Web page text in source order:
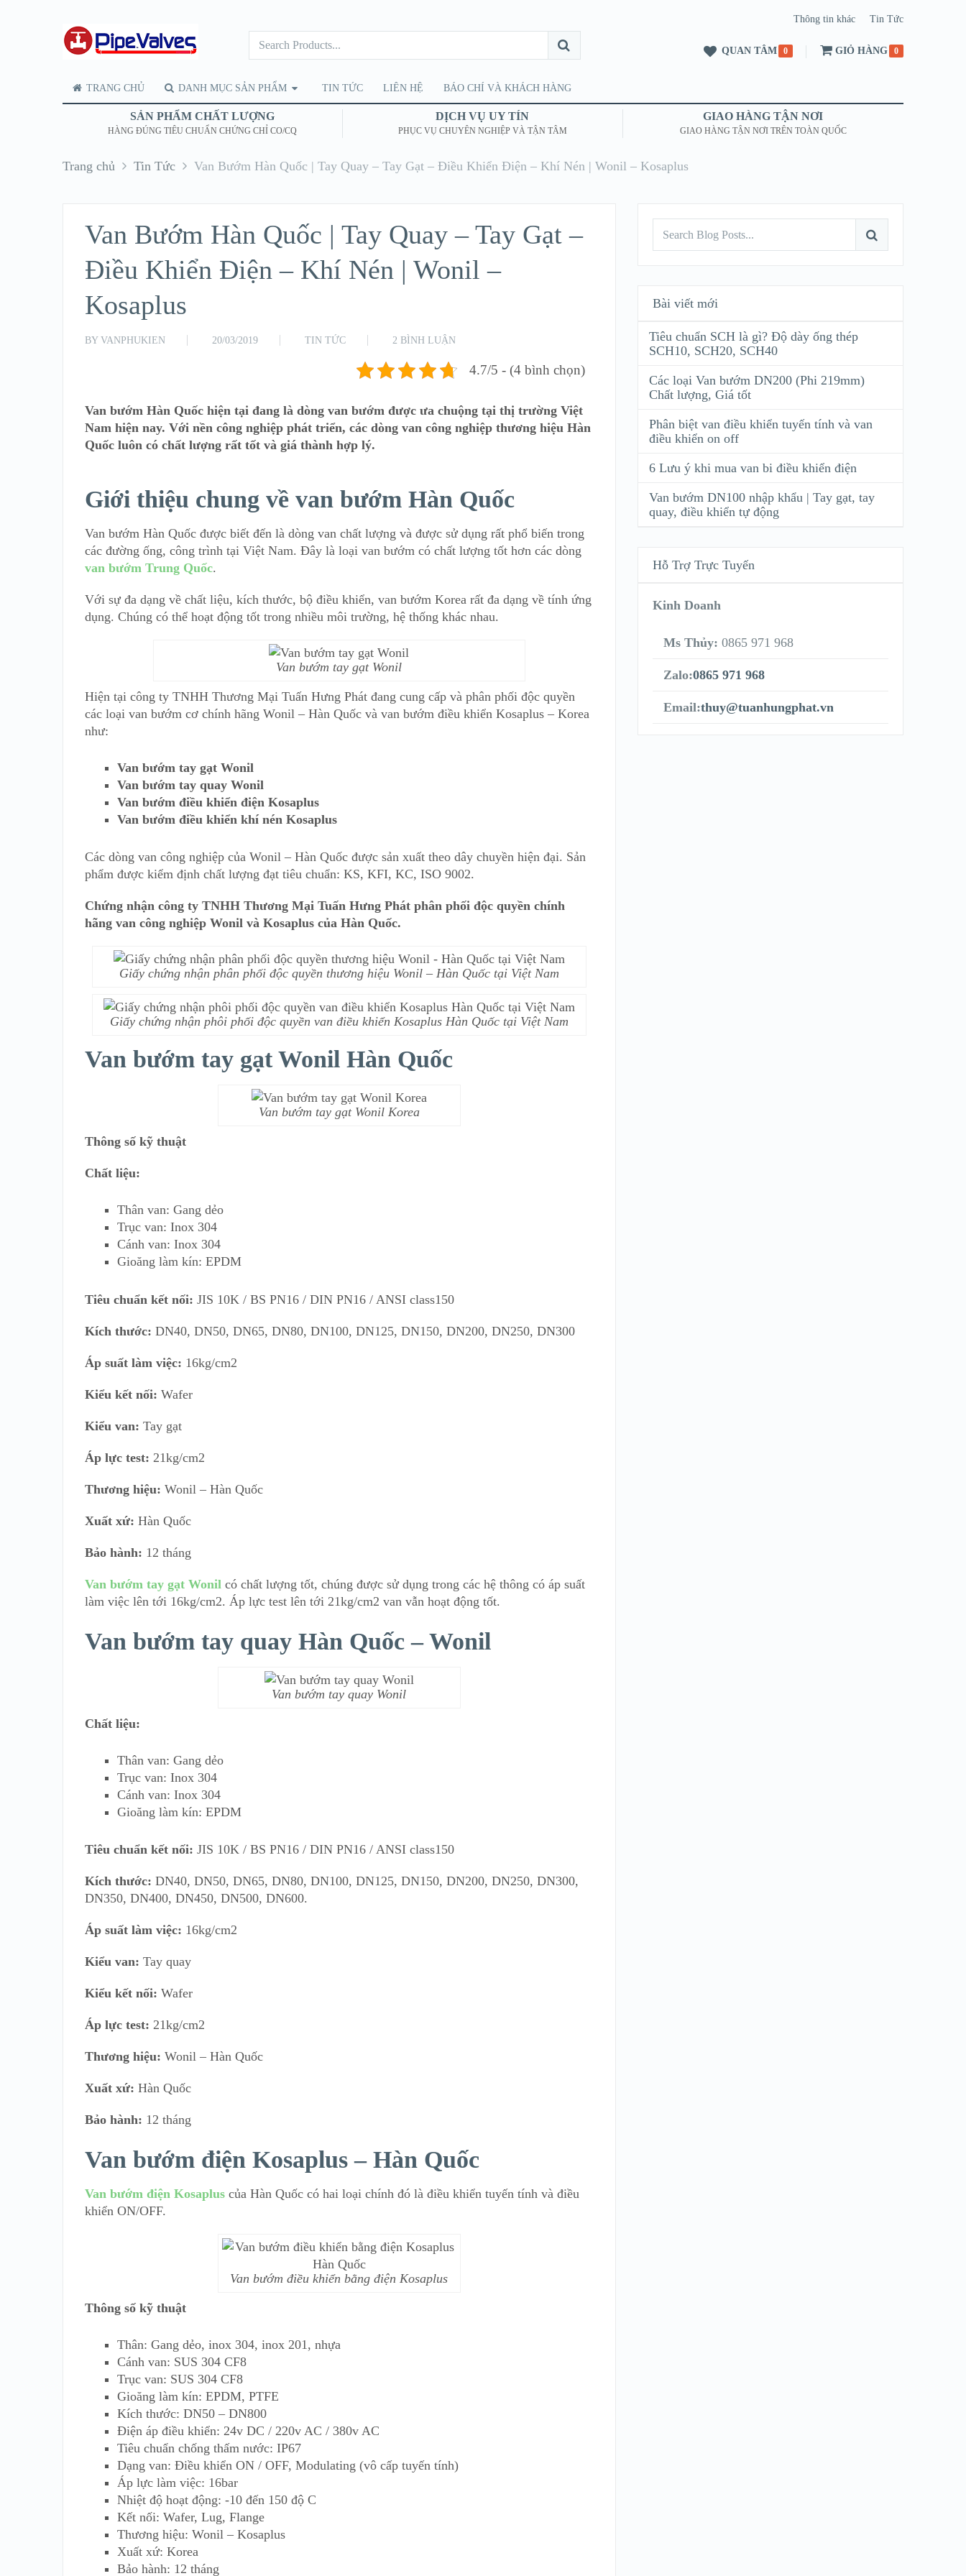
Thông tin khác Tin Tức
QUAN TÂM 0 GIỎ HÀNG 0
TRANG CHỦ DANH MỤC SẢN PHẨM TIN TỨC LIÊN HỆ BÁO CHÍ VÀ KHÁCH HÀNG
SẢN PHẨM CHẤT LƯỢNG
HÀNG ĐÚNG TIÊU CHUẨN CHỨNG CHỈ CO/CQ
DỊCH VỤ UY TÍN
PHỤC VỤ CHUYÊN NGHIỆP VÀ TẬN TÂM
GIAO HÀNG TẬN NƠI
GIAO HÀNG TẬN NƠI TRÊN TOÀN QUỐC
Trang chủ Tin Tức Van Bướm Hàn Quốc | Tay Quay – Tay Gạt – Điều Khiển Điện – Khí Nén | Wonil – Kosaplus
Van Bướm Hàn Quốc | Tay Quay – Tay Gạt –
Điều Khiển Điện – Khí Nén | Wonil –
Kosaplus
BY VANPHUKIEN 20/03/2019 TIN TỨC 2 BÌNH LUẬN
4.7/5 - (4 bình chọn)
Van bướm Hàn Quốc hiện tại đang là dòng van bướm được ưa chuộng tại thị trường Việt
Nam hiện nay. Với nền công nghiệp phát triển, các dòng van công nghiệp thương hiệu Hàn
Quốc luôn có chất lượng rất tốt và giá thành hợp lý.
Giới thiệu chung về van bướm Hàn Quốc
Van bướm Hàn Quốc được biết đến là dòng van chất lượng và được sử dụng rất phổ biến trong
các đường ống, công trình tại Việt Nam. Đây là loại van bướm có chất lượng tốt hơn các dòng
van bướm Trung Quốc.
Với sự đa dạng về chất liệu, kích thước, bộ điều khiển, van bướm Korea rất đa dạng về tính ứng
dụng. Chúng có thể hoạt động tốt trong nhiều môi trường, hệ thống khác nhau.
Van bướm tay gạt Wonil
Hiện tại công ty TNHH Thương Mại Tuấn Hưng Phát đang cung cấp và phân phối độc quyền
các loại van bướm cơ chính hãng Wonil – Hàn Quốc và van bướm điều khiển Kosaplus – Korea
như:
Van bướm tay gạt Wonil
Van bướm tay quay Wonil
Van bướm điều khiển điện Kosaplus
Van bướm điều khiển khí nén Kosaplus
Các dòng van công nghiệp của Wonil – Hàn Quốc được sản xuất theo dây chuyền hiện đại. Sản
phẩm được kiểm định chất lượng đạt tiêu chuẩn: KS, KFI, KC, ISO 9002.
Chứng nhận công ty TNHH Thương Mại Tuấn Hưng Phát phân phối độc quyền chính
hãng van công nghiệp Wonil và Kosaplus của Hàn Quốc.
Giấy chứng nhận phân phối độc quyền thương hiệu Wonil – Hàn Quốc tại Việt Nam
Giấy chứng nhận phôi phối độc quyền van điều khiển Kosaplus Hàn Quốc tại Việt Nam
Van bướm tay gạt Wonil Hàn Quốc
Van bướm tay gạt Wonil Korea
Thông số kỹ thuật
Chất liệu:
Thân van: Gang dẻo
Trục van: Inox 304
Cánh van: Inox 304
Gioăng làm kín: EPDM
Tiêu chuẩn kết nối: JIS 10K / BS PN16 / DIN PN16 / ANSI class150
Kích thước: DN40, DN50, DN65, DN80, DN100, DN125, DN150, DN200, DN250, DN300
Áp suất làm việc: 16kg/cm2
Kiểu kết nối: Wafer
Kiểu van: Tay gạt
Áp lực test: 21kg/cm2
Thương hiệu: Wonil – Hàn Quốc
Xuất xứ: Hàn Quốc
Bảo hành: 12 tháng
Van bướm tay gạt Wonil có chất lượng tốt, chúng được sử dụng trong các hệ thông có áp suất
làm việc lên tới 16kg/cm2. Áp lực test lên tới 21kg/cm2 van vẫn hoạt động tốt.
Van bướm tay quay Hàn Quốc – Wonil
Van bướm tay quay Wonil
Chất liệu:
Thân van: Gang dẻo
Trục van: Inox 304
Cánh van: Inox 304
Gioăng làm kín: EPDM
Tiêu chuẩn kết nối: JIS 10K / BS PN16 / DIN PN16 / ANSI class150
Kích thước: DN40, DN50, DN65, DN80, DN100, DN125, DN150, DN200, DN250, DN300,
DN350, DN400, DN450, DN500, DN600.
Áp suất làm việc: 16kg/cm2
Kiểu van: Tay quay
Kiểu kết nối: Wafer
Áp lực test: 21kg/cm2
Thương hiệu: Wonil – Hàn Quốc
Xuất xứ: Hàn Quốc
Bảo hành: 12 tháng
Van bướm điện Kosaplus – Hàn Quốc
Van bướm điện Kosaplus của Hàn Quốc có hai loại chính đó là điều khiển tuyến tính và điều
khiển ON/OFF.
Van bướm điều khiển bằng điện Kosaplus
Thông số kỹ thuật
Thân: Gang dẻo, inox 304, inox 201, nhựa
Cánh van: SUS 304 CF8
Trục van: SUS 304 CF8
Gioăng làm kín: EPDM, PTFE
Kích thước: DN50 – DN800
Điện áp điều khiển: 24v DC / 220v AC / 380v AC
Tiêu chuẩn chống thấm nước: IP67
Dạng van: Điều khiển ON / OFF, Modulating (vô cấp tuyến tính)
Áp lực làm việc: 16bar
Nhiệt độ hoạt động: -10 đến 150 độ C
Kết nối: Wafer, Lug, Flange
Thương hiệu: Wonil – Kosaplus
Xuất xứ: Korea
Bảo hành: 12 tháng
Bài viết mới
Tiêu chuẩn SCH là gì? Độ dày ống thép
SCH10, SCH20, SCH40
Các loại Van bướm DN200 (Phi 219mm)
Chất lượng, Giá tốt
Phân biệt van điều khiển tuyến tính và van
điều khiển on off
6 Lưu ý khi mua van bi điều khiển điện
Van bướm DN100 nhập khẩu | Tay gạt, tay
quay, điều khiển tự động
Hỗ Trợ Trực Tuyến
Kinh Doanh
Ms Thủy: 0865 971 968
Zalo:0865 971 968
Email:thuy@tuanhungphat.vn